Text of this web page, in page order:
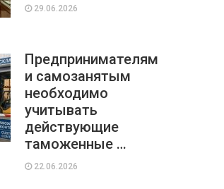
29.06.2026
Предпринимателям
и самозанятым
необходимо
учитывать
действующие
таможенные …
22.06.2026